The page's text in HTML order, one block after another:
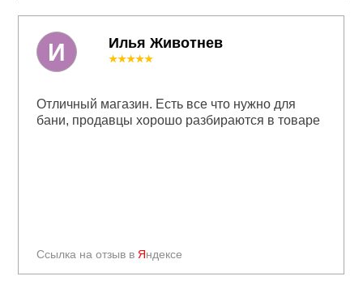
Илья Животнев
Ссылка на отзыв в Яндексе
★★★★★
Отличный магазин. Есть все что нужно для
бани, продавцы хорошо разбираются в товаре
И